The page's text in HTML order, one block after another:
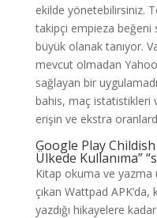
ekilde yönetebilirsiniz.
takipçi empieza beğeni
büyük olanak tanıyor.
mevcut olmadan
sağlayan bir
bahis, maç istatistikleri
erişin ve ekstra
Google Play Childish
Ülkede Kullanıma”
Kitap okuma ve yazma
çıkan Wattpad APK’da,
yazdığı hikayelere